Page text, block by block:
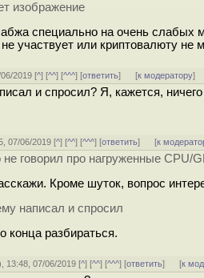
изображение
специально на очень
участвует или криптовалюту не
2019 [^] [^^] [^^^] [ответить] [к модератору]
и спросил? Я, кажется,
07/06/2019 [^] [^^] [^^^] [ответить] [к
говорил про нагруженные CPU/
Кроме шуток, вопрос
написал и спросил
конца разбираться.
13:48, 07/06/2019 [^] [^^] [^^^] [ответить] [к